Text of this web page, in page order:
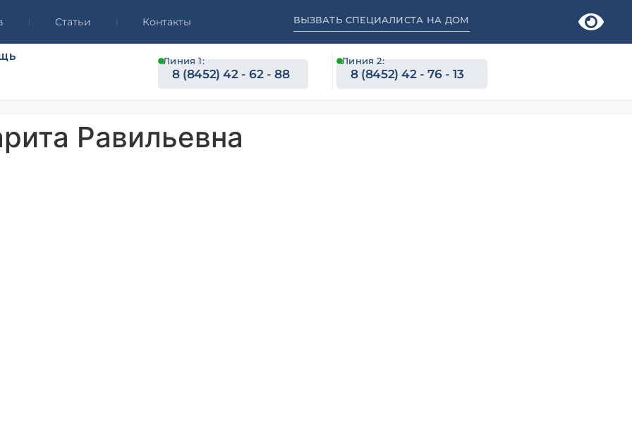
Статьи Контакты ВЫЗВАТЬ СПЕЦИАЛИСТА НА ДОМ
Линия 1:
8 (8452) 42 - 62 - 88
Линия 2:
8 (8452) 42 - 76 - 13
Равильевна